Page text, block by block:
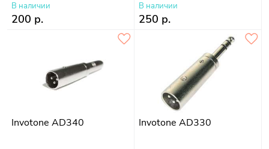
В наличии
200 р.
В наличии
250 р.
Invotone AD340 Invotone AD330